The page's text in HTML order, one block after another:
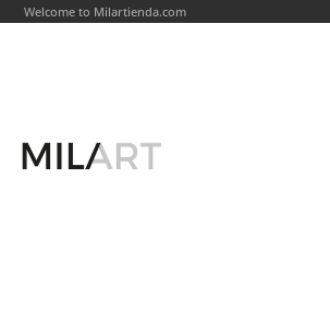
Welcome to Milartienda.com